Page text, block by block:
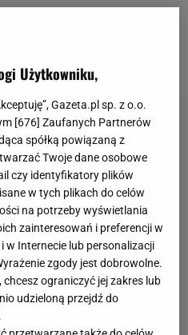
wrześniu, gdy na stadionie
Użytkowniku,
Gazeta.pl sp. z o.o.
[676] Zaufanych Partnerów
spółką powiązaną z
Twoje dane osobowe
czy identyfikatory plików
w tych plikach do celów
na potrzeby wyświetlania
zainteresowań i preferencji w
w Internecie lub personalizacji
zgody jest dobrowolne.
ograniczyć jej zakres lub
udzieloną przejdź do